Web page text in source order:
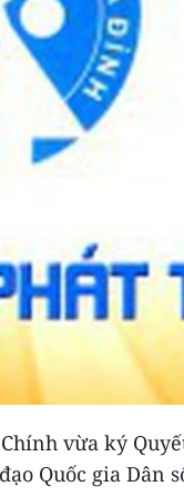
vừa ký
Quốc gia Dân